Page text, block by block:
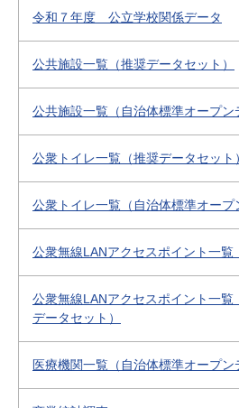
令和７年度 公立学校関係データ
公共施設一覧（推奨データセット）
公共施設一覧（自治体標準オープン
公衆トイレ一覧（推奨データセット）
公衆トイレ一覧（自治体標準オープ
公衆無線LANアクセスポイント一覧
公衆無線LANアクセスポイント一覧
データセット）
医療機関一覧（自治体標準オープン